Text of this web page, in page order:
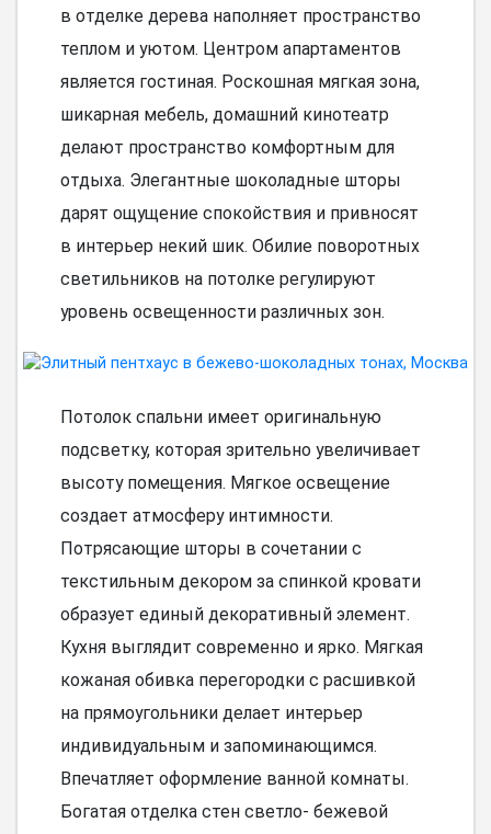
в отделке дерева наполняет пространство
теплом и уютом. Центром апартаментов
является гостиная. Роскошная мягкая зона,
шикарная мебель, домашний кинотеатр
делают пространство комфортным для
отдыха. Элегантные шоколадные шторы
дарят ощущение спокойствия и привносят
в интерьер некий шик. Обилие поворотных
светильников на потолке регулируют
уровень освещенности различных зон.
Потолок спальни имеет оригинальную
подсветку, которая зрительно увеличивает
высоту помещения. Мягкое освещение
создает атмосферу интимности.
Потрясающие шторы в сочетании с
текстильным декором за спинкой кровати
образует единый декоративный элемент.
Кухня выглядит современно и ярко. Мягкая
кожаная обивка перегородки с расшивкой
на прямоугольники делает интерьер
индивидуальным и запоминающимся.
Впечатляет оформление ванной комнаты.
Богатая отделка стен светло- бежевой